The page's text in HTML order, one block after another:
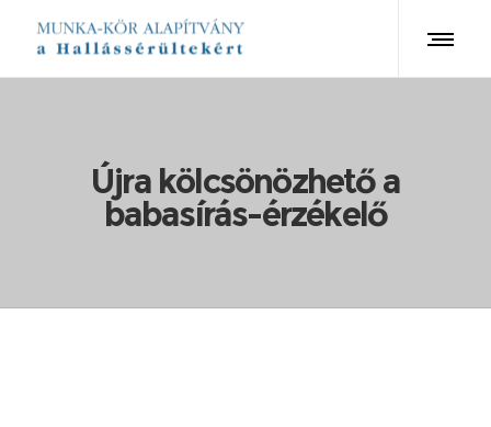
Újra kölcsönözhető a
babasírás-érzékelő